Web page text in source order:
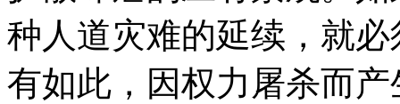
种人道灾难的延续，就
有如此，因权力屠杀而